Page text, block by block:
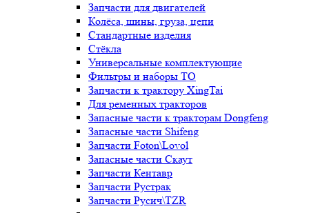
Запчасти для двигателей
Колёса, шины, груза, цепи
Стандартные изделия
Стёкла
Универсальные комплектующие
Фильтры и наборы ТО
Запчасти к трактору XingTai
Для ременных тракторов
Запасные части к тракторам Dongfeng
Запасные части Shifeng
Запчасти Foton\Lovol
Запасные части Скаут
Запчасти Кентавр
Запчасти Рустрак
Запчасти Русич\TZR